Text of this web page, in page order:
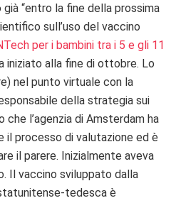
“entro la fine della prossima
sull’uso del vaccino
per i bambini tra i 5 e gli 11
iniziato alla fine di ottobre. Lo
nel punto virtuale con la
della strategia sui
che l’agenzia di Amsterdam ha
processo di valutazione ed è
il parere. Inizialmente aveva
Il vaccino sviluppato dalla
tedesca è